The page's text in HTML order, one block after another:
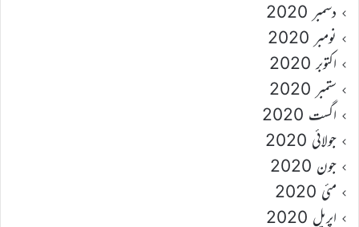
دسمبر 2020
نومبر 2020
اکتوبر 2020
ستمبر 2020
اگست 2020
جولائی 2020
جون 2020
مئی 2020
اپریل 2020